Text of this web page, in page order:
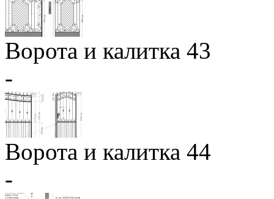
Ворота и калитка 43
-
Ворота и калитка 44
-